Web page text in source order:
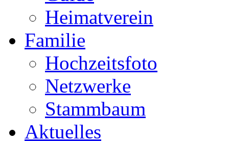
Heimatverein
Familie
Hochzeitsfoto
Netzwerke
Stammbaum
Aktuelles